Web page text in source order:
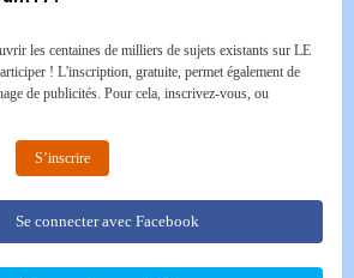
les centaines de milliers de sujets existants sur LE
! L'inscription, gratuite, permet également de
de publicités. Pour cela, inscrivez-vous, ou
S’inscrire
Se connecter avec Facebook